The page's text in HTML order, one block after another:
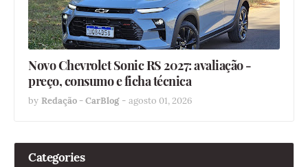
Novo Chevrolet Sonic RS 2027: avaliação -
preço, consumo e ficha técnica
by Redação - CarBlog - agosto 01, 2026
Categories